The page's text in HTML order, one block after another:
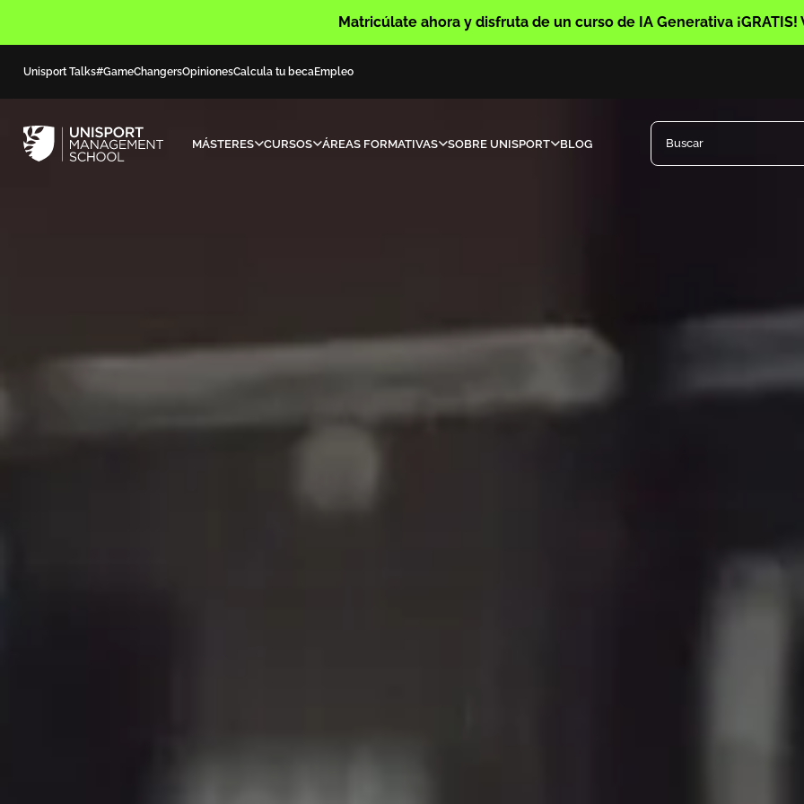
Matricúlate ahora y disfruta de un curso de IA Generativa ¡GRATIS!
Unisport Talks#GameChangersOpinionesCalcula tu becaEmpleo
MÁSTERES CURSOS ÁREAS FORMATIVAS SOBRE UNISPORT BLOG Buscar